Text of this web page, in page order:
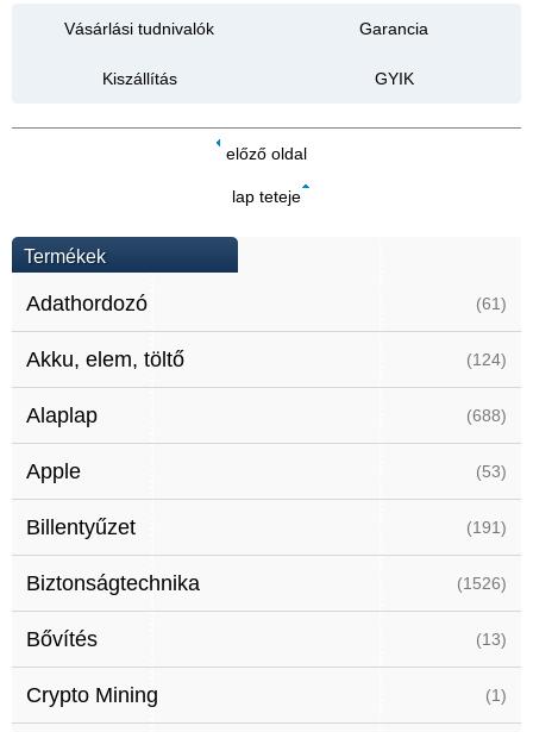
Vásárlási tudnivalók Garancia
Kiszállítás GYIK
Termékek
Adathordozó (61)
Akku, elem, töltő (124)
Alaplap (688)
Apple (53)
Billentyűzet (191)
Biztonságtechnika (1526)
Bővítés (13)
Crypto Mining (1)
előző oldal
lap teteje